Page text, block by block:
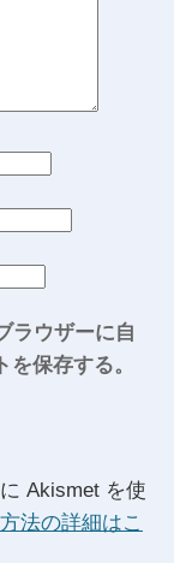
ラウザーに自
保存する。
Akismet を使
法の詳細はこ